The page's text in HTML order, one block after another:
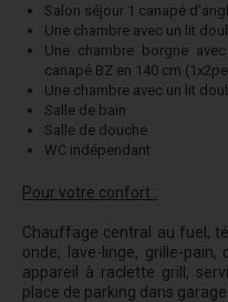
Salon séjour 1 canapé
Une chambre avec un lit
Une chambre borgne
canapé BZ en 140 cm
Une chambre avec un lit
Salle de bain
Salle de douche
WC indépendant
Pour votre confort :
Chauffage central au fuel,
onde, lave-linge, grille-pain,
appareil à raclette grill,
place de parking dans